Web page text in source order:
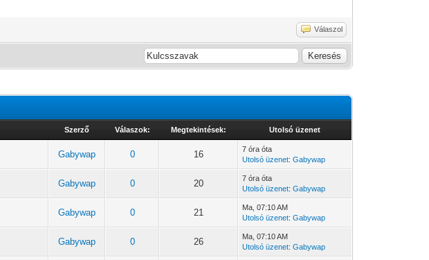
Válaszol
Szerző Válaszok: Megtekintések: Utolsó üzenet
Gabywap 0 16
7 óra óta
Utolsó üzenet:Gabywap
Gabywap 0 20
7 óra óta
Utolsó üzenet:Gabywap
Gabywap 0 21 Ma , 07:10 AM
Utolsó üzenet:Gabywap
Gabywap 0 26 Ma , 07:10 AM
Utolsó üzenet:Gabywap